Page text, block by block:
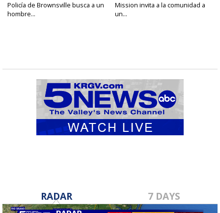
Policía de Brownsville busca a un
hombre...
Mission invita a la comunidad a
un...
RADAR 7 DAYS